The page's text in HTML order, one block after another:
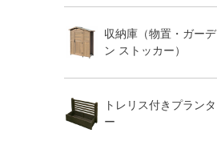
収納庫（物置・ガーデ
ン ストッカー）
トレリス付きプランタ
ー